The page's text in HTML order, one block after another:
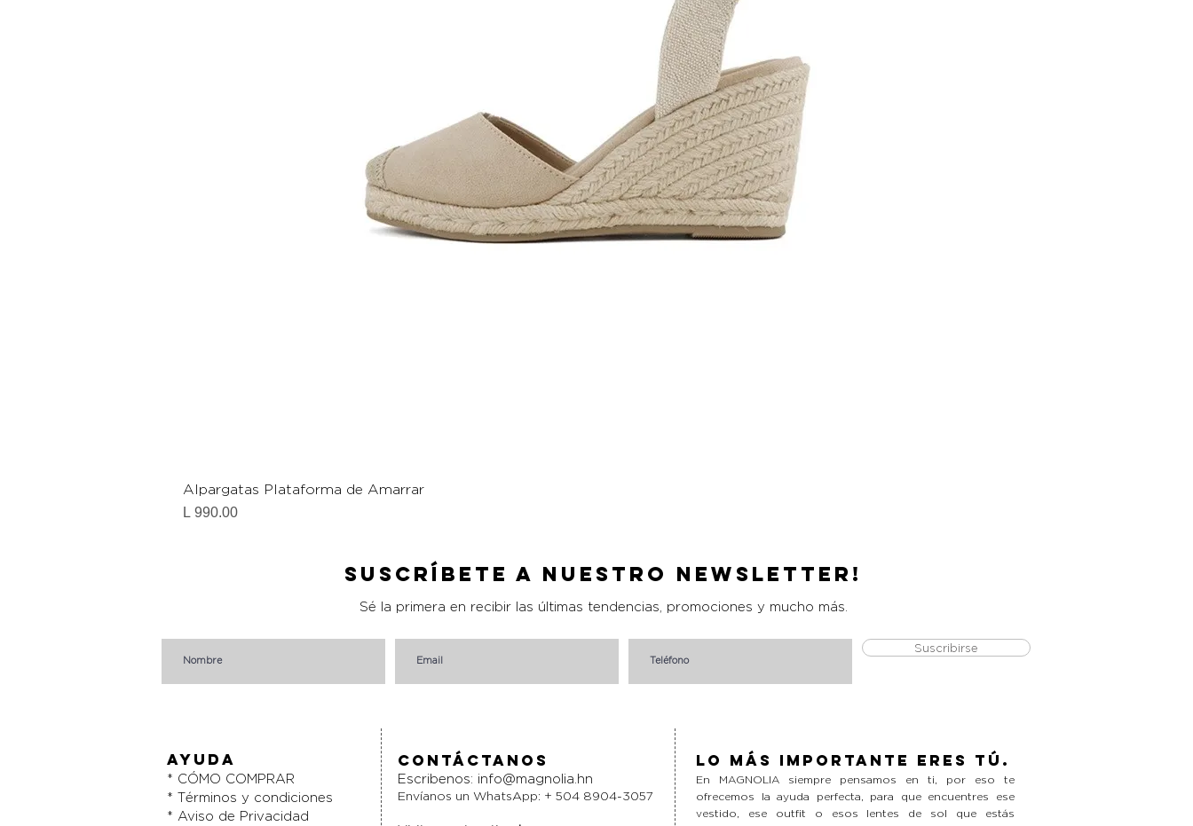
Alpargatas Plataforma de Amarrar
Precio
L 990.00
Suscríbete a nuestro Newsletter!
Sé la primera en recibir las últimas tendencias, promociones y mucho más.
Suscribirse
AYUDA
* CÓMO COMPRAR
* Términos y condiciones
* Aviso de Privacidad
Contáctanos
Escribenos: info@magnolia.hn
Envíanos un WhatsApp: + 504 8904-3057
Lo más importante eres tú.
En MAGNOLIA siempre pensamos en ti, por eso te
ofrecemos la ayuda perfecta, para que encuentres ese
vestido, ese outfit o esos lentes de sol que estás